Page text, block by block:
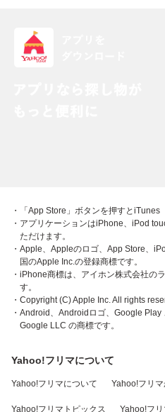
・「App Store」ボタンを押すとiTunes
・アプリケーションはiPhone、iPod
ただけます。
・Apple、Appleのロゴ、App Store、
国のApple Inc.の登録商標です。
・iPhone商標は、アイホン株式会社の
す。
・Copyright (C) Apple Inc. All rights
・Android、Androidロゴ、Google Play
Google LLC の商標です。
Yahoo!フリマについて
Yahoo!フリマについて Yahoo!フリ
Yahoo!フリマトピックス Yahoo!フ